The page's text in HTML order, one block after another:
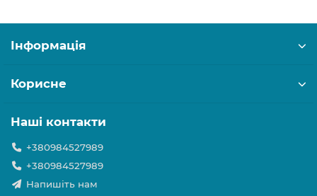
Інформація
Корисне
Наші контакти
+380984527989
+380984527989
Напишіть нам